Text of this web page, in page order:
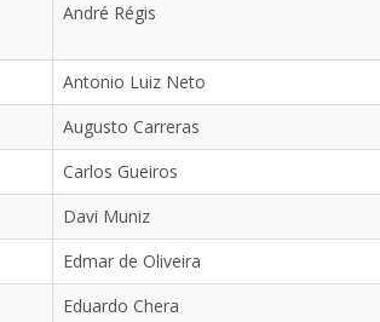
André Régis
Antonio Luiz Neto
Augusto Carreras
Carlos Gueiros
Davi Muniz
Edmar de Oliveira
Eduardo Chera